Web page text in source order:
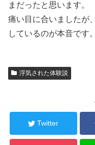
まだったと思います。
痛い目に合いましたが
しているのが本音です。
浮気された体験談
Twitter